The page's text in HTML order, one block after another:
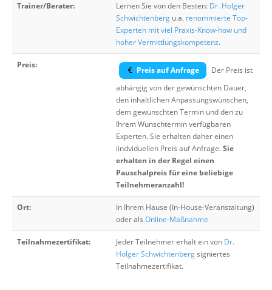
Trainer/Berater: Lernen Sie von den Besten: Dr. Holger
Schwichtenberg u.a. renommierte Top-
Experten mit viel Praxis-Know-how und
hoher Vermittlungskompetenz.
Preis:
Preis auf Anfrage
Der Preis ist
abhängig von der gewünschten Dauer,
den inhaltlichen Anpassungswünschen,
dem gewünschten Termin und den zu
Ihrem Wunschtermin verfügbaren
Experten. Sie erhalten daher einen
iindviduellen Preis auf Anfrage.Sie
erhalten in der Regel einen
Pauschalpreis für eine beliebige
Teilnehmeranzahl!
Ort:
In Ihrem Hause (In-House-Veranstaltung)
oder als Online-Maßnahme
Teilnahmezertifikat: Jeder Teilnehmer erhält ein von Dr.
Holger Schwichtenbergsigniertes
Teilnahmezertifikat.